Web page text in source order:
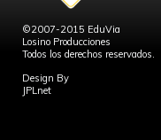
©2007-2015 EduVia
Losino Producciones
Todos los derechos reservados.
Design By
JPLnet